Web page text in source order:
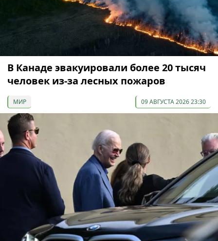
В Канаде эвакуировали более 20 тысяч
человек из-за лесных пожаров
МИР 09 АВГУСТА 2026 23:30